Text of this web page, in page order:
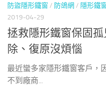
防盜隱形鐵窗/ 防鴿網 / 隱形鐵
2019-04-29
拯救隱形鐵窗保固
除、復原沒煩惱
最近蠻多家隱形鐵窗客戶，
不到廠商...